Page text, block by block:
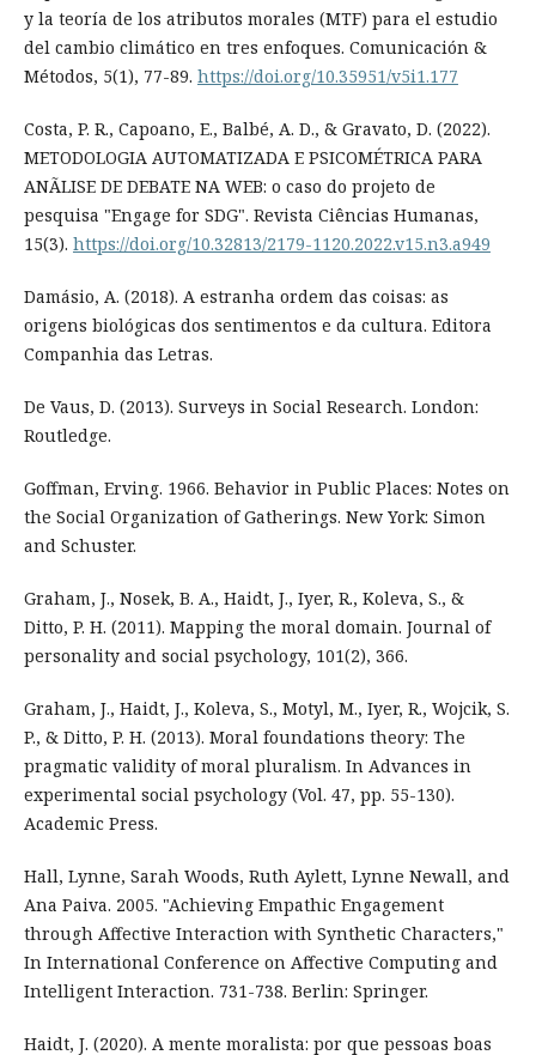
y la teoría de los atributos morales (MTF) para el estudio
del cambio climático en tres enfoques. Comunicación &
Métodos, 5(1), 77-89. https://doi.org/10.35951/v5i1.177
Costa, P. R., Capoano, E., Balbé, A. D., & Gravato, D. (2022).
METODOLOGIA AUTOMATIZADA E PSICOMÉTRICA PARA
ANÃLISE DE DEBATE NA WEB: o caso do projeto de
pesquisa "Engage for SDG". Revista Ciências Humanas,
15(3). https://doi.org/10.32813/2179-1120.2022.v15.n3.a949
Damásio, A. (2018). A estranha ordem das coisas: as
origens biológicas dos sentimentos e da cultura. Editora
Companhia das Letras.
De Vaus, D. (2013). Surveys in Social Research. London:
Routledge.
Goffman, Erving. 1966. Behavior in Public Places: Notes on
the Social Organization of Gatherings. New York: Simon
and Schuster.
Graham, J., Nosek, B. A., Haidt, J., Iyer, R., Koleva, S., &
Ditto, P. H. (2011). Mapping the moral domain. Journal of
personality and social psychology, 101(2), 366.
Graham, J., Haidt, J., Koleva, S., Motyl, M., Iyer, R., Wojcik, S.
P., & Ditto, P. H. (2013). Moral foundations theory: The
pragmatic validity of moral pluralism. In Advances in
experimental social psychology (Vol. 47, pp. 55-130).
Academic Press.
Hall, Lynne, Sarah Woods, Ruth Aylett, Lynne Newall, and
Ana Paiva. 2005. "Achieving Empathic Engagement
through Affective Interaction with Synthetic Characters,"
In International Conference on Affective Computing and
Intelligent Interaction. 731-738. Berlin: Springer.
Haidt, J. (2020). A mente moralista: por que pessoas boas